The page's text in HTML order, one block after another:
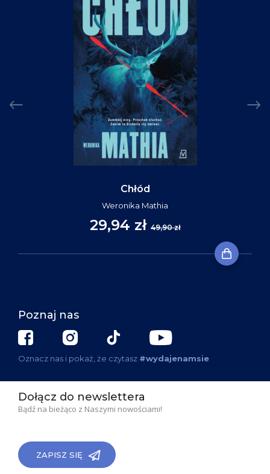
Chłód
Weronika Mathia
29,94 zł 49,90 zł
Poznaj nas
Oznacz nas i pokaż, że czytasz #wydajenamsie
Dołącz do newslettera
Bądź na bieżąco z Naszymi nowościami!
ZAPISZ SIĘ